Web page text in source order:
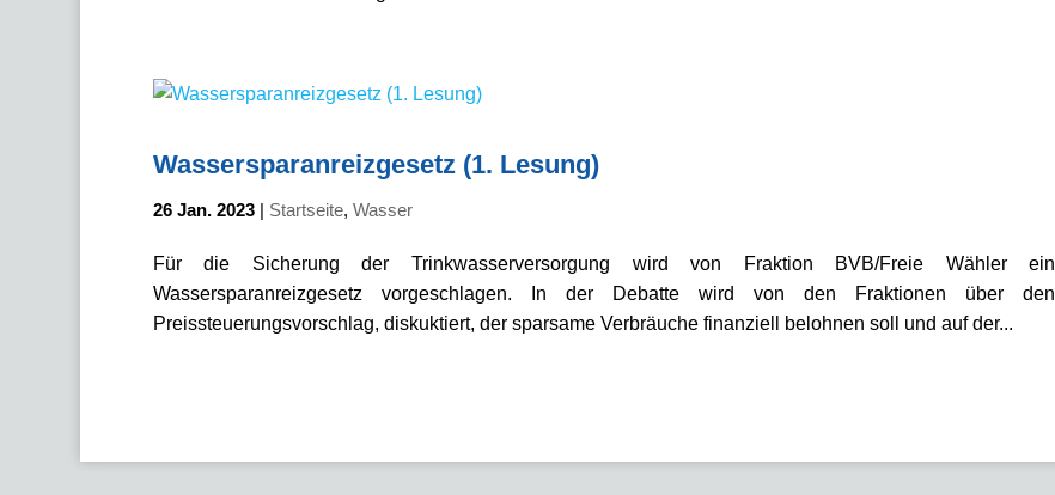
Wassersparanreizgesetz (1. Lesung)
26 Jan. 2023| Startseite, Wasser
Für die Sicherung der Trinkwasserversorgung wird von Fraktion BVB/Freie Wähler ein
Wassersparanreizgesetz vorgeschlagen. In der Debatte wird von den Fraktionen über den
Preissteuerungsvorschlag, diskuktiert, der sparsame Verbräuche finanziell belohnen soll und auf der...